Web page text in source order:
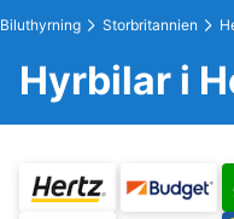
Biluthyrning Storbritannien
Hyrbilar i